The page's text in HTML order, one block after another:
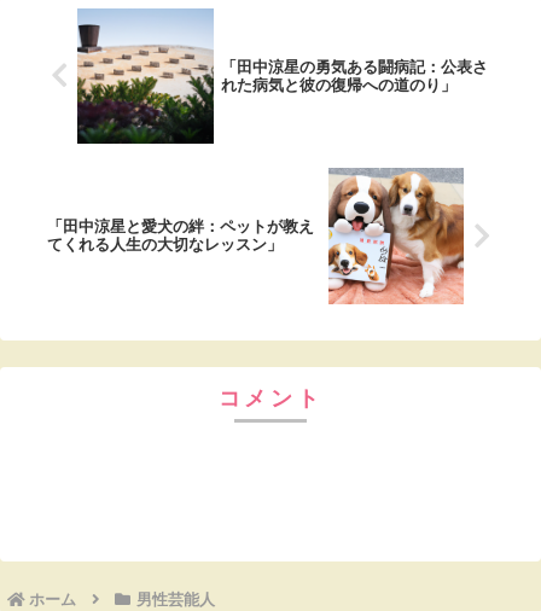
「田中涼星の勇気ある闘病記：公表さ
れた病気と彼の復帰への道のり」
「田中涼星と愛犬の絆：ペットが教え
てくれる人生の大切なレッスン」
コメント
ホーム 男性芸能人